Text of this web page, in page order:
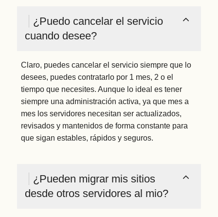
¿Puedo cancelar el servicio
cuando desee?
Claro, puedes cancelar el servicio siempre que lo
desees, puedes contratarlo por 1 mes, 2 o el
tiempo que necesites. Aunque lo ideal es tener
siempre una administración activa, ya que mes a
mes los servidores necesitan ser actualizados,
revisados y mantenidos de forma constante para
que sigan estables, rápidos y seguros.
¿Pueden migrar mis sitios
desde otros servidores al mio?